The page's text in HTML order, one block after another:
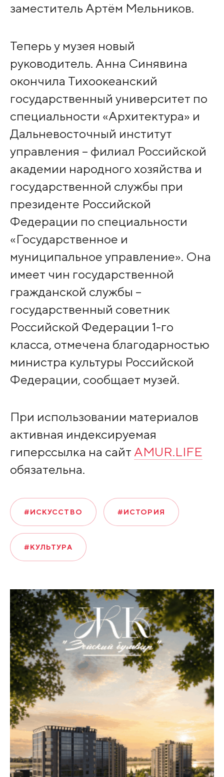
заместитель Артём Мельников.
Теперь у музея новый
руководитель. Анна Синявина
окончила Тихоокеанский
государственный университет по
специальности «Архитектура» и
Дальневосточный институт
управления – филиал Российской
академии народного хозяйства и
государственной службы при
президенте Российской
Федерации по специальности
«Государственное и
муниципальное управление». Она
имеет чин государственной
гражданской службы –
государственный советник
Российской Федерации 1-го
класса, отмечена благодарностью
министра культуры Российской
Федерации, сообщает музей.
При использовании материалов
активная индексируемая
гиперссылка на сайт AMUR.LIFE
обязательна.
#ИСКУССТВО #ИСТОРИЯ
#КУЛЬТУРА